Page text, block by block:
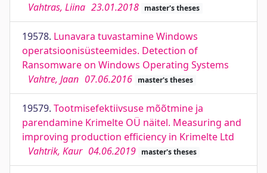
Vahtras, Liina 23.01.2018 master's theses
19578. Lunavara tuvastamine Windows
operatsioonisüsteemides. Detection of
Ransomware on Windows Operating Systems
Vahtre, Jaan 07.06.2016 master's theses
19579. Tootmisefektiivsuse mõõtmine ja
parendamine Krimelte OÜ näitel. Measuring and
improving production efficiency in Krimelte Ltd
Vahtrik, Kaur 04.06.2019 master's theses